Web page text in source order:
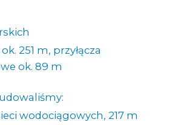
251 m, przyłącza
ok. 89 m
wodociągowych, 217 m